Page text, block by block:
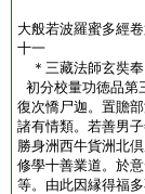
大般若波羅蜜多經
十一
＊三藏法師玄
初分校量功徳品第
復次憍尸迦。置贍
諸有情類。若善男
勝身洲西牛貨洲北
修學十善業道。於
等。由此因縁得福